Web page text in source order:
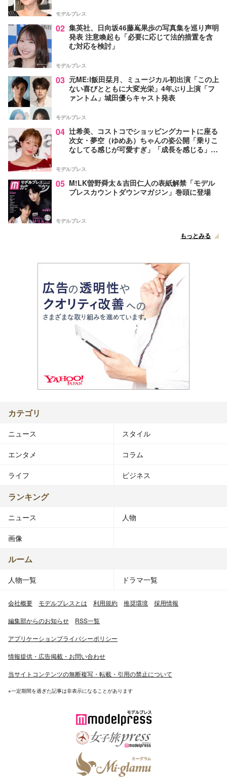
モデルプレス
02 集英社、日向坂46藤嶌果歩の写真集を巡り声明
発表 注意喚起も「必要に応じて法的措置を含
む対応を検討」
モデルプレス
03 元ME:I飯田栞月、ミュージカル初出演「この上
ない喜びとともに大変光栄」4年ぶり上演「フ
ァントム」城田優らキャスト発表
モデルプレス
04 辻希美、コストコでショッピングカートに座る
次女・夢空（ゆめあ）ちゃんの姿公開「乗りこ
なしてる感じが可愛すぎ」「成長を感じる」の
モデルプレス
05 M!LK曽野舜太＆吉田仁人の表紙解禁「モデル
プレスカウントダウンマガジン」巻頭に登場
モデルプレス
もっとみる
カテゴリ
ニュース スタイル
エンタメ コラム
ライフ ビジネス
ランキング
ニュース 人物
画像
ルーム
人物一覧 ドラマ一覧
会社概要 モデルプレスとは 利用規約 推奨環境 採用情報
編集部からのお知らせ RSS一覧
アプリケーションプライバシーポリシー
情報提供・広告掲載・お問い合わせ
当サイトコンテンツの無断複写・転載・引用の禁止について
※一定期間を過ぎた記事は非表示になることがあります